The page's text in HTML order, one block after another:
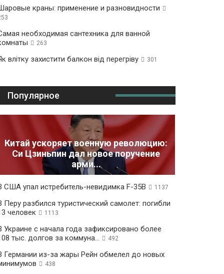
краны: применение и разновидности
необходимая сантехника для ванной
263
влітку захистити балкон від перегріву 301
Популярное
Китай ускоряет военную революцию:
Си Цзиньпин дал новое поручение
арми...
США упал истребитель-невидимка F-35B 1137
Перу разбился туристический самолет: погибли
человек
1113
Украине с начала года зафиксировано более
тыс. долгов за коммуна...
492
Германии из-за жары Рейн обмелел до новых
438